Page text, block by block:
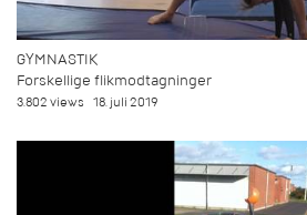
GYMNASTIK
Forskellige flikmodtagninger
3.802 views 18. juli 2019